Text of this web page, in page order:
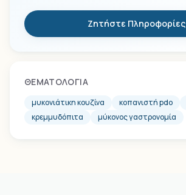
Ζητήστε Πληροφορίες
ΘΕΜΑΤΟΛΟΓΊΑ
μυκονιάτικη κουζίνα κοπανιστή pdo
κρεμμυδόπιτα
μύκονος γαστρονομία